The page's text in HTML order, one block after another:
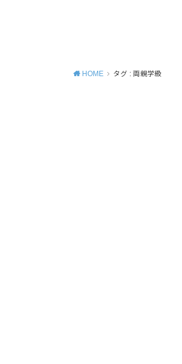
HOME タグ : 両親学級